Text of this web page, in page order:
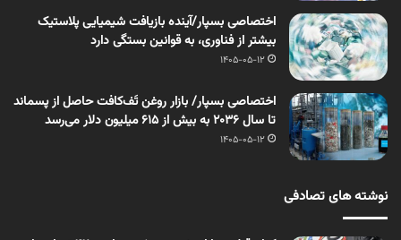
اختصاصی بسپار/آینده بازیافت شیمیایی پلاستیک
بیشتر از فناوری، به قوانین بستگی دارد
1405-05-12
اختصاصی بسپار/ بازار روغن تَف‌کافت حاصل از پسماند
تا سال ۲۰۳۶ به بیش از ۶۱۵ میلیون دلار می‌رسد
1405-05-12
نوشته های تصادفی